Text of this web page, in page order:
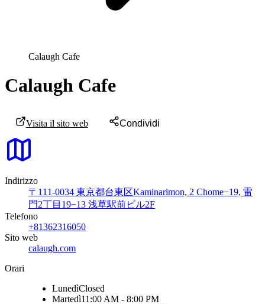
Calaugh Cafe
Calaugh Cafe
Visita il sito web Condividi
Indirizzo
〒111-0034 東京都台東区Kaminarimon, 2 Chome−19, 雷
門2丁目19−13 浅草駅前ビル2F
Telefono
+81362316050
Sito web
calaugh.com
Orari
LunedìClosed
Martedì11:00 AM - 8:00 PM